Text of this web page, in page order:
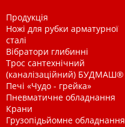
Продукція
Ножі для рубки арматурної
сталі
Вібратори глибинні
Трос сантехнічний
(каналізаційний) БУДМАШ®
Печі «Чудо - грейка»
Пневматичне обладнання
Крани
Грузопідьйомне обладнання